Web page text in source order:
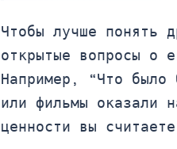
Чтобы лучше понять
открытые вопросы о
Например, “Что было
или фильмы оказали
ценности вы